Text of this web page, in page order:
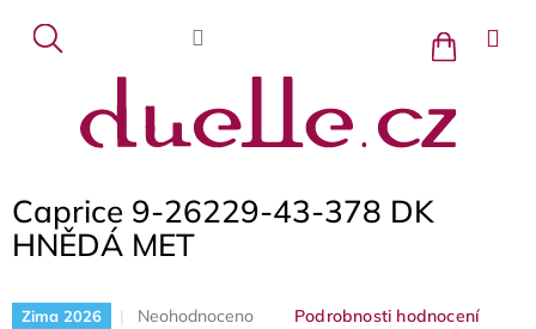
obsah
Nákupní
košík
Caprice 9-26229-43-378 DK
HNĚDÁ MET
Zima 2026
Průměrné
Neohodnoceno
Podrobnosti hodnocení